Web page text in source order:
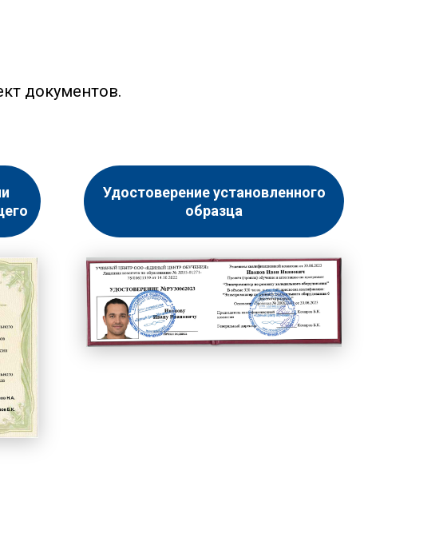
документов.
Удостоверение установленного
образца